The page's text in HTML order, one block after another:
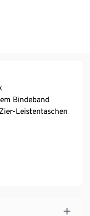
Bindeband
Leistentaschen
Sitz, hoher